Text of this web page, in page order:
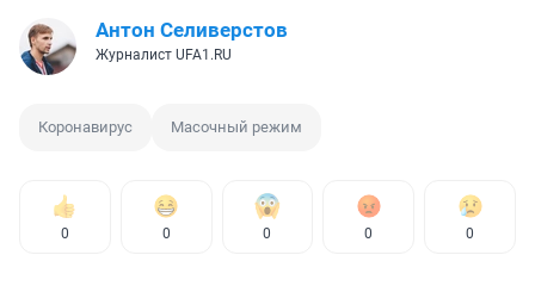
Антон Селиверстов
Журналист UFA1.RU
Коронавирус Масочный режим
0 0 0 0 0